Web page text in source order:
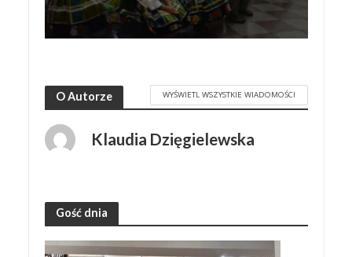
O Autorze WYŚWIETL WSZYSTKIE WIADOMOŚCI
Klaudia Dzięgielewska
Gość dnia